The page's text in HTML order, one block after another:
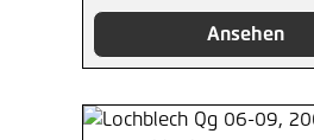
Ansehen